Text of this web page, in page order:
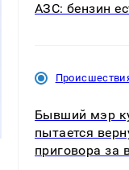
ажиотаж из-за
продукта: что
АЗС: бензин
Бывший мэр
пытается
приговора за